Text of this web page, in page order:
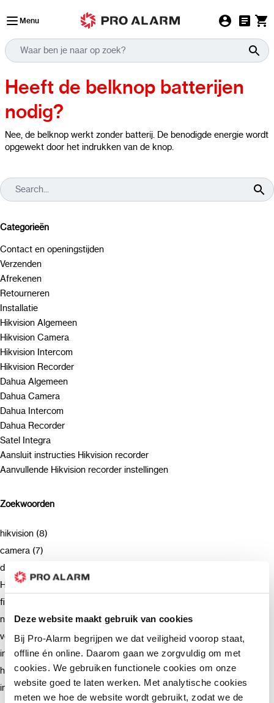
Deze website maakt gebruik van cookies
Bij Pro-Alarm begrijpen we dat veiligheid voorop staat,
offline én online. Daarom gaan we zorgvuldig om met
cookies. We gebruiken functionele cookies om onze
website goed te laten werken. Met analytische cookies
meten we hoe de website wordt gebruikt, zodat we de
Menu
Heeft de belknop batterijen
nodig?
Nee, de belknop werkt zonder batterij. De benodigde energie wordt
opgewekt door het indrukken van de knop.
Categorieën
Contact en openingstijden
Verzenden
Afrekenen
Retourneren
Installatie
Hikvision Algemeen
Hikvision Camera
Hikvision Intercom
Hikvision Recorder
Dahua Algemeen
Dahua Camera
Dahua Intercom
Dahua Recorder
Satel Integra
Aansluit instructies Hikvision recorder
Aanvullende Hikvision recorder instellingen
Zoekwoorden
hikvision (8)
camera (7)
deurbel (4)
Hikvision (3)
firmware (3)
netwerkrecorder (2)
verzending (2)
intercom (2)
hik-connect (2)
installatie (2)